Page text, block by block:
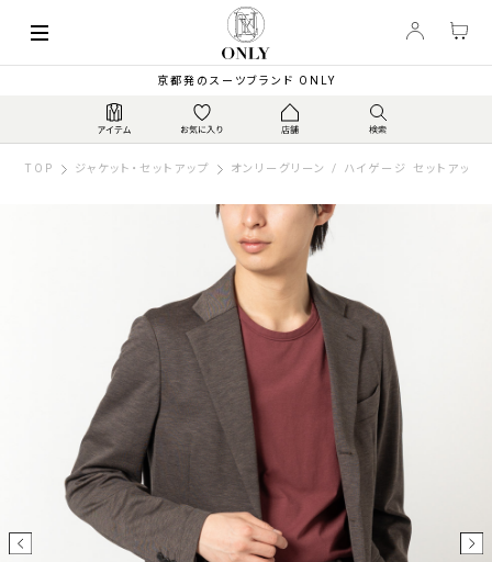
京都発のスーツブランド ONLY
TOP ジャケット・セットアップ オンリーグリーン / ハイゲージ セットアップ